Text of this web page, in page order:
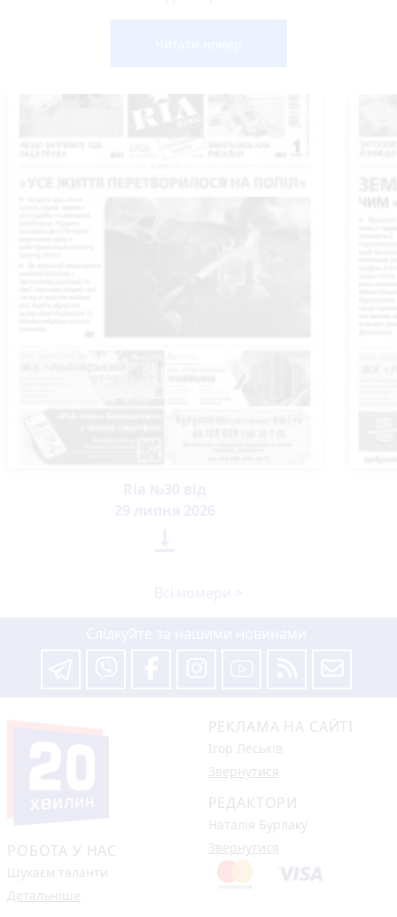
РОБОТА У НАС
Шукаєм таланти
Детальніше
РЕКЛАМА НА САЙТІ
Ігор Леськів
Звернутися
РЕДАКТОРИ
Наталія Бурлаку
Звернутися